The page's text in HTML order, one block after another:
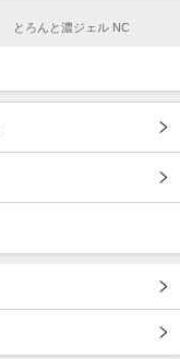
とろんと濃ジェル NC